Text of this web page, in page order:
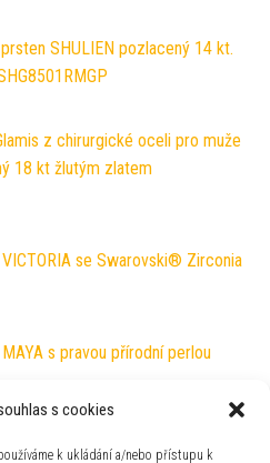
s cookies
k ukládání a/nebo přístupu k
SHULIEN pozlacený 14 kt.
z chirurgické oceli pro muže
18 kt žlutým zlatem
se Swarovski® Zirconia
s pravou přírodní perlou
oceli z filmů Pán